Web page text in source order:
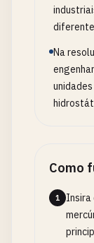
Na
Como
1
Insira